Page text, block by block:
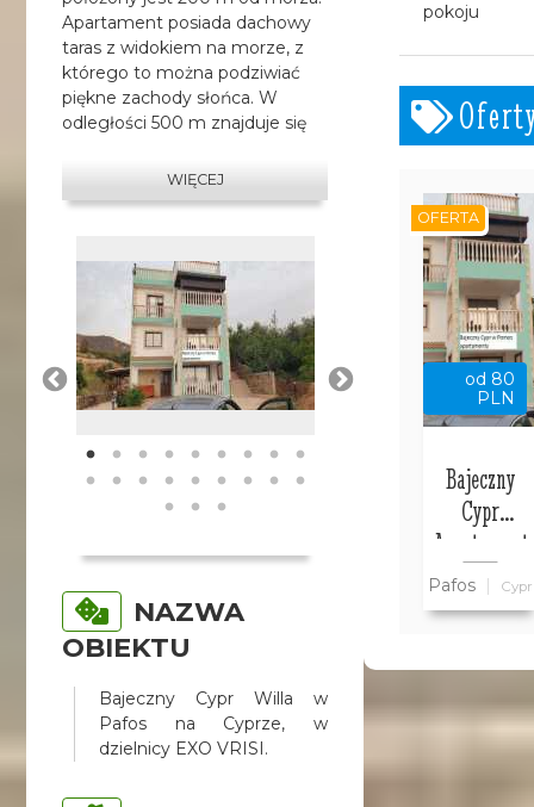
Apartament posiada dachowy
taras z widokiem na morze, z
którego to można podziwiać
piękne zachody słońca. W
odległości 500 m znajduje się
miejsce na wakacje na Cyprze,
w którym obudzi Cię kogut, a
WIĘCEJ
NAZWA
OBIEKTU
Bajeczny Cypr Willa w
Pafos na Cyprze, w
dzielnicy EXO VRISI.
pokoju
od 80
PLN
Bajeczny
Cypr
Apartament
w Pomos
Pafos Cypr
OFERTA